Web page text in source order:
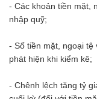
- Các khoản tiền mặt,
nhập quỹ;
- Số tiền mặt, ngoại
phát hiện khi kiểm kê;
- Chênh lệch tăng tỷ